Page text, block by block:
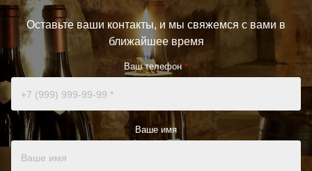
Оставьте ваши контакты, и мы свяжемся с вами в
ближайшее время
Ваш телефон *
Ваше имя